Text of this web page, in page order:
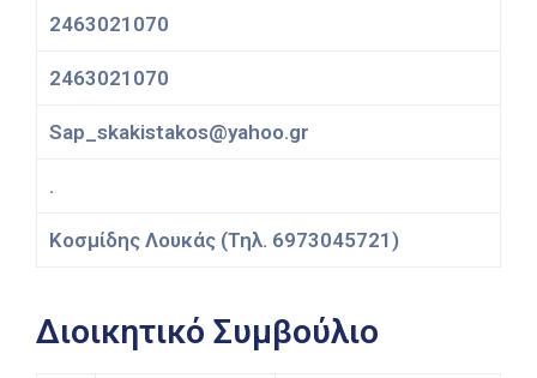
2463021070
2463021070
Sap_skakistakos@yahoo.gr
.
Κοσμίδης Λουκάς (Τηλ. 6973045721)
Διοικητικό Συμβούλιο